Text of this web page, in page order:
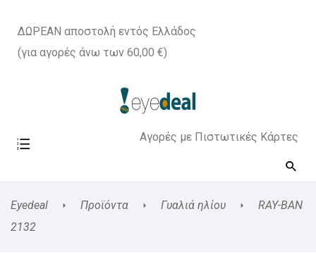
ΔΩΡΕΑΝ αποστολή εντός Ελλάδος
(για αγορές άνω των 60,00 €)
Αγορές με Πιστωτικές Κάρτες
Eyedeal Προϊόντα Γυαλιά ηλίου
RAY-BAN
2132